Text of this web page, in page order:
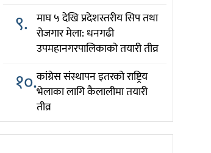
९. माघ ५ देखि प्रदेशस्तरीय सिप तथा
रोजगार मेला: धनगढी
उपमहानगरपालिकाको तयारी तीव्र
१०.कांग्रेस संस्थापन इतरको राष्ट्रिय
भेलाका लागि कैलालीमा तयारी
तीव्र